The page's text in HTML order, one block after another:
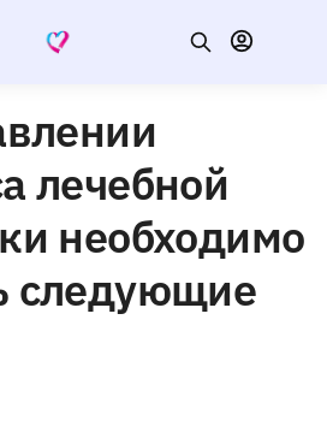
лечебной
необходимо
следующие